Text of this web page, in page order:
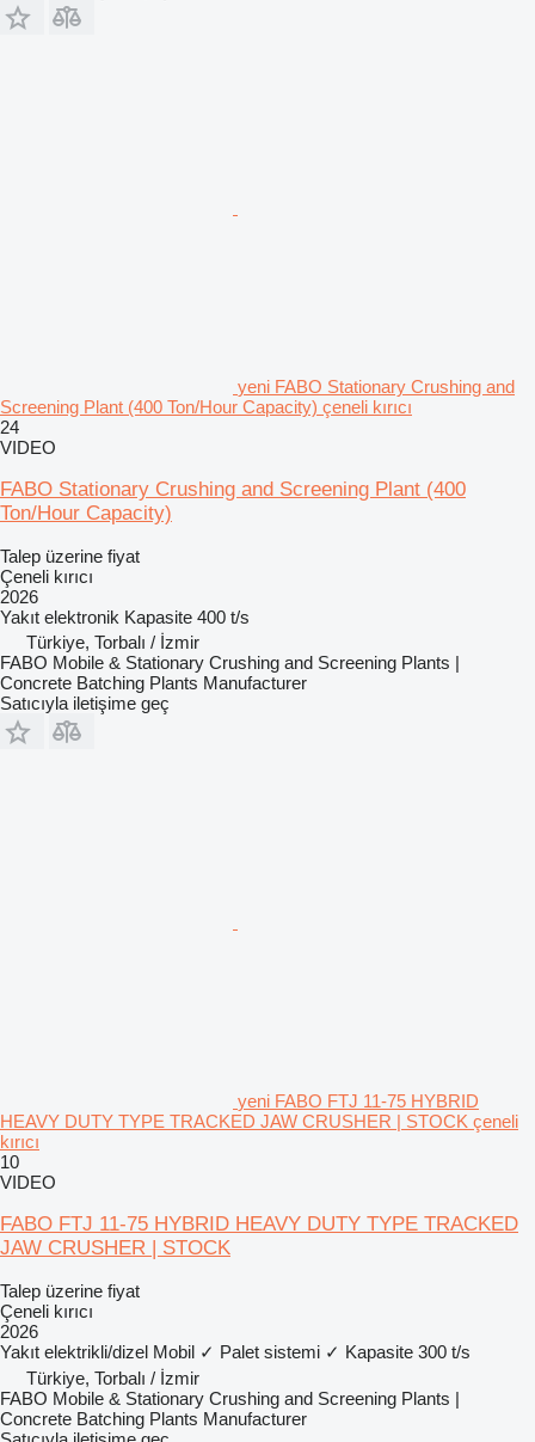
yeni FABO Stationary Crushing and
Screening Plant (400 Ton/Hour Capacity) çeneli kırıcı
24
VIDEO
FABO Stationary Crushing and Screening Plant (400
Ton/Hour Capacity)
Talep üzerine fiyat
Çeneli kırıcı
2026
Yakıt elektronik Kapasite 400 t/s
Türkiye, Torbalı / İzmir
FABO Mobile & Stationary Crushing and Screening Plants |
Concrete Batching Plants Manufacturer
Satıcıyla iletişime geç
yeni FABO FTJ 11-75 HYBRID
HEAVY DUTY TYPE TRACKED JAW CRUSHER | STOCK çeneli
kırıcı
10
VIDEO
FABO FTJ 11-75 HYBRID HEAVY DUTY TYPE TRACKED
JAW CRUSHER | STOCK
Talep üzerine fiyat
Çeneli kırıcı
2026
Yakıt elektrikli/dizel Mobil ✓ Palet sistemi ✓ Kapasite 300 t/s
Türkiye, Torbalı / İzmir
FABO Mobile & Stationary Crushing and Screening Plants |
Concrete Batching Plants Manufacturer